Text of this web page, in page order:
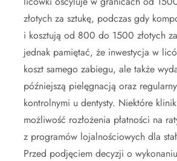
złotych za sztukę, podczas gdy
i kosztują od 800 do 1500 złotych
jednak pamiętać, że inwestycja w
koszt samego zabiegu, ale także
późniejszą pielęgnacją oraz
kontrolnymi u dentysty. Niektóre
możliwość rozłożenia płatności na
z programów lojalnościowych dla
Przed podjęciem decyzji o